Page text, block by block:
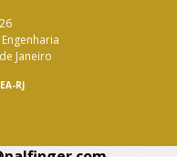
Janeiro
RJ